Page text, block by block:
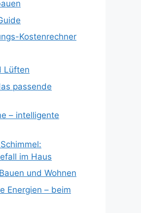
Kostenrechner
Lüften
passende
– intelligente
im Haus
und Wohnen
Energien – beim